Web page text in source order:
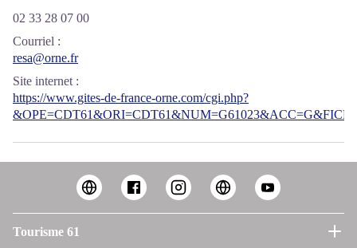
02 33 28 07 00
Courriel :
resa@orne.fr
Site internet :
https://www.gites-de-france-orne.com/cgi.php?
Tourisme 61